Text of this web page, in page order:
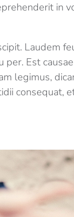
in
Laudem
Est
legimus,
consequat,